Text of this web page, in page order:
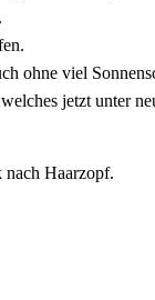
ohne viel
jetzt unter
nach Haarzopf.